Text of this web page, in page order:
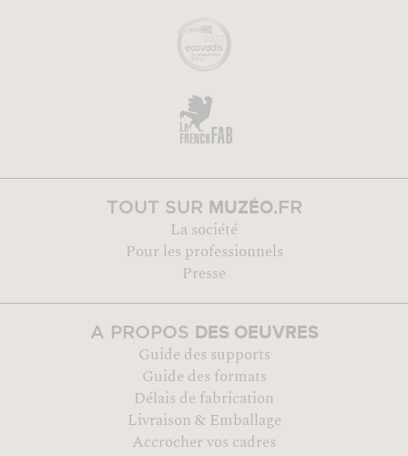
TOUT SUR MUZÉO.FR
La société
Pour les professionnels
Presse
A PROPOS DES OEUVRES
Guide des supports
Guide des formats
Délais de fabrication
Livraison & Emballage
Accrocher vos cadres